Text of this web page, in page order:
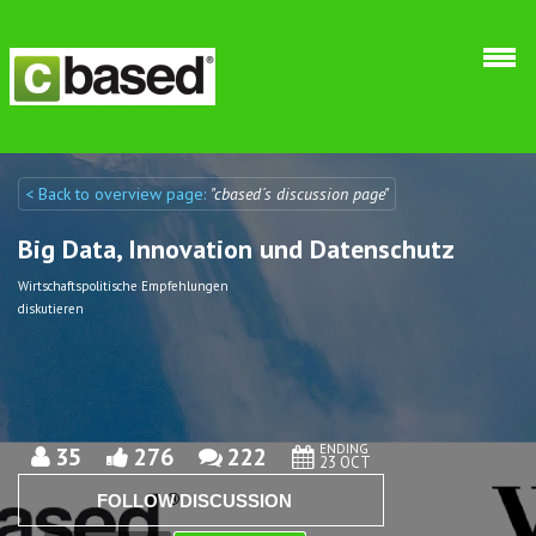
Discuto
Discuto
< Back to overview page: "cbased´s discussion page"
Big Data, Innovation und Datenschutz
Wirtschaftspolitische Empfehlungen
diskutieren
35 276 222 ENDING
23 OCT
FOLLOW DISCUSSION